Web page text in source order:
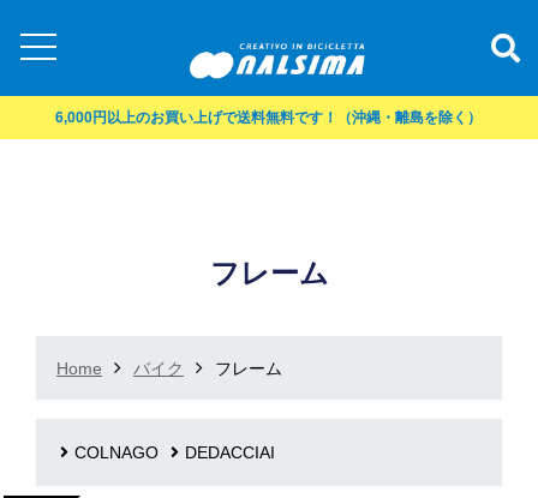
6,000円以上のお買い上げで送料無料です！（沖縄・離島を除く）
フレーム
Home バイク フレーム
COLNAGO DEDACCIAI